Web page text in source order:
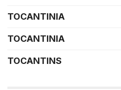
TOCANTINIA
TOCANTINIA
TOCANTINS